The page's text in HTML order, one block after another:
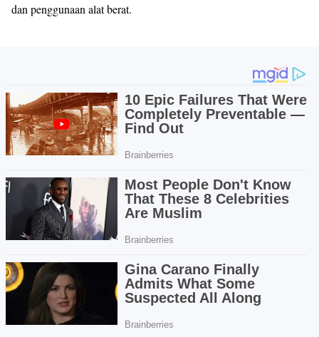
dan penggunaan alat berat.